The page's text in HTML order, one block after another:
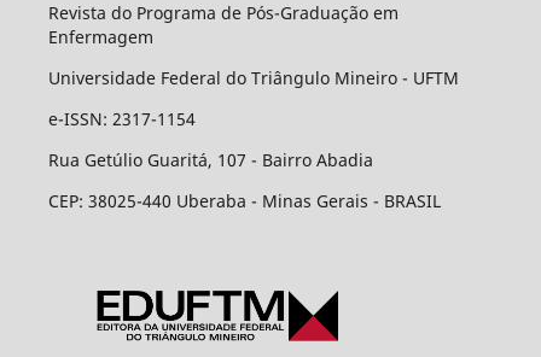
Revista do Programa de Pós-Graduação em
Enfermagem
Universidade Federal do Triângulo Mineiro - UFTM
e-ISSN: 2317-1154
Rua Getúlio Guaritá, 107 - Bairro Abadia
CEP: 38025-440 Uberaba - Minas Gerais - BRASIL